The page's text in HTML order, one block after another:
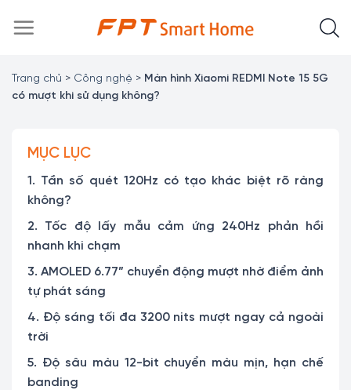
đến
Trang chủ > Công nghệ > Màn hình Xiaomi REDMI Note 15 5G
có mượt khi sử dụng không?
MỤC LỤC
1. Tần số quét 120Hz có tạo khác biệt rõ ràng
không?
2. Tốc độ lấy mẫu cảm ứng 240Hz phản hồi
nhanh khi chạm
3. AMOLED 6.77” chuyển động mượt nhờ điểm ảnh
tự phát sáng
4. Độ sáng tối đa 3200 nits mượt ngay cả ngoài
trời
5. Độ sâu màu 12-bit chuyển màu mịn, hạn chế
banding